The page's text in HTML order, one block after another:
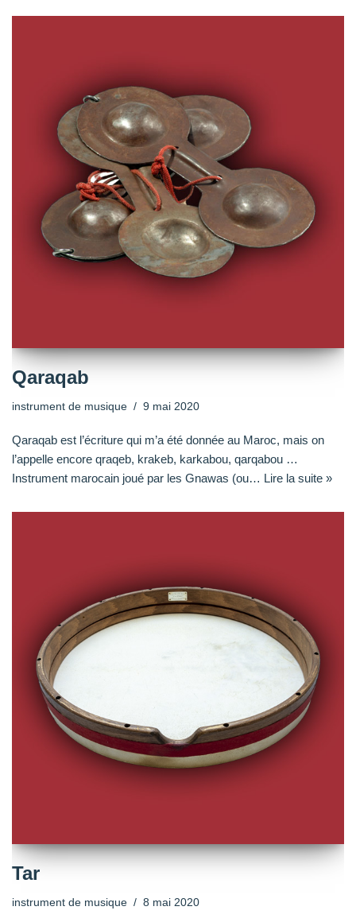
Qaraqab
instrument de musique 9 mai 2020
Qaraqab est l’écriture qui m’a été donnée au Maroc, mais on
l’appelle encore qraqeb, krakeb, karkabou, qarqabou …
Instrument marocain joué par les Gnawas (ou… Lire la suite »
Tar
instrument de musique 8 mai 2020